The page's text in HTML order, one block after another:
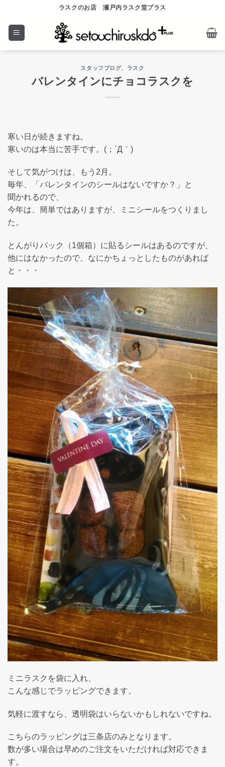
content
ラスクのお店 瀬戸内ラスク堂プラス
スタッフブログ、 ラスク
バレンタインにチョコラスクを
寒い日が続きますね。
寒いのは本当に苦手です。(；´Д｀)
そして気がつけは、もう2月。
毎年、「バレンタインのシールはないですか？」と
聞かれるので、
今年は、簡単ではありますが、ミニシールをつくりまし
た。
とんがりパック（1個箱）に貼るシールはあるのですが、
他にはなかったので、なにかちょっとしたものがあれば
と・・・
ミニラスクを袋に入れ、
こんな感じでラッピングできます。
気軽に渡すなら、透明袋はいらないかもしれないですね。
こちらのラッピングは三条店のみとなります。
数が多い場合は早めのご注文をいただければ対応できま
す。